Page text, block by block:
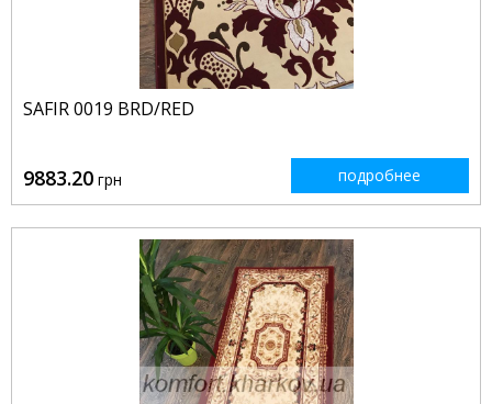
SAFIR 0019 BRD/RED
9883.20 грн подробнее